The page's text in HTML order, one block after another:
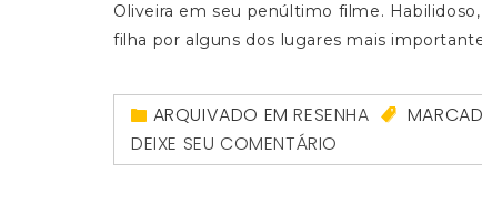
Oliveira em seu penúltimo filme.
filha por alguns dos lugares mais
ARQUIVADO EMRESENHA
DEIXE SEU COMENTÁRIO